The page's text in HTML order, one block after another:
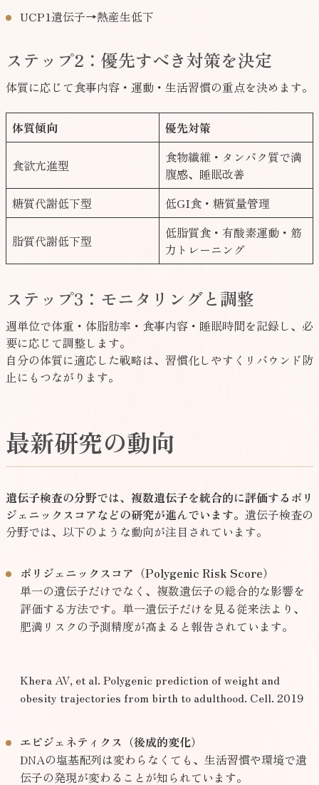
UCP1遺伝子→熱産生低下
ステップ2：優先すべき対策を決定
体質に応じて食事内容・運動・生活習慣の重点を決めます。
体質傾向 優先対策
食欲亢進型
食物繊維・タンパク質で満
腹感、睡眠改善
糖質代謝低下型
低GI食・糖質量管理
脂質代謝低下型
低脂質食・有酸素運動・筋
力トレーニング
ステップ3：モニタリングと調整
週単位で体重・体脂肪率・食事内容・睡眠時間を記録し、必
要に応じて調整します。
自分の体質に適応した戦略は、習慣化しやすくリバウンド防
止にもつながります。
最新研究の動向
遺伝子検査の分野では、複数遺伝子を統合的に評価するポリ
ジェニックスコアなどの研究が進んでいます。 遺伝子検査の
分野では、以下のような動向が注目されています。
ポリジェニックスコア（Polygenic Risk Score）
単一の遺伝子だけでなく、複数遺伝子の総合的な影響を
評価する方法です。単一遺伝子だけを見る従来法より、
肥満リスクの予測精度が高まると報告されています。
Khera AV, et al. Polygenic prediction of weight and
obesity trajectories from birth to adulthood. Cell. 2019
エピジェネティクス（後成的変化）
DNAの塩基配列は変わらなくても、生活習慣や環境で遺
伝子の発現が変わることが知られています。